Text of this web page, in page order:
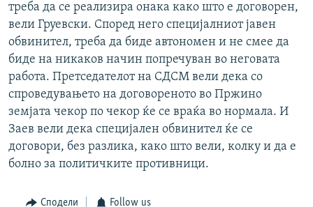
треба да се реализира онака како што е договорен,
вели Груевски. Според него специјалниот јавен
обвинител, треба да биде автономен и не смее да
биде на никаков начин попречуван во неговата
работа. Претседателот на СДСМ вели дека со
спроведувањето на договореното во Пржино
земјата чекор по чекор ќе се враќа во нормала. И
Заев вели дека специјален обвинител ќе се
договори, без разлика, како што вели, колку и да е
болно за политичките противници.
Сподели Follow us